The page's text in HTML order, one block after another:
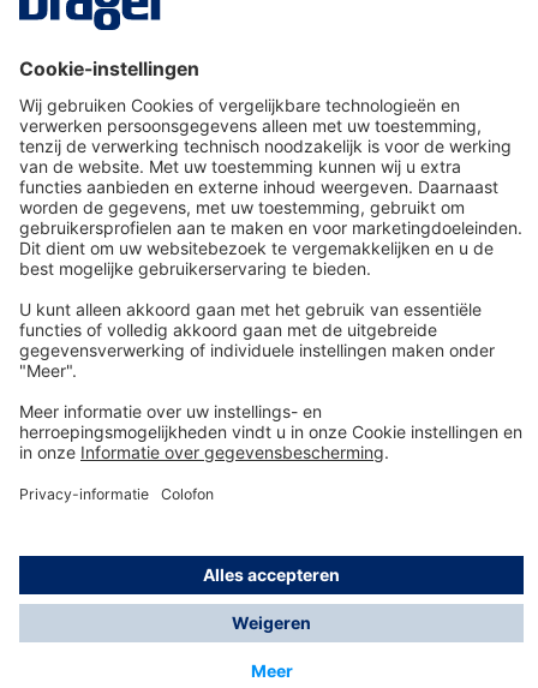
gebruik van alcohol- en
Wat zijn de voordelen van het huren van
alcohol- en drugsmeetapparatuur in
vergelijking met het kopen ervan?
Service-Hotline
Shop Service
Informatie over
© Dräger Safety AG & Co. KGaA, 2025
* Alle prijzen excl. btw plusverzendkostenen eventuele
bezorgkosten, tenzij anders vermeld.